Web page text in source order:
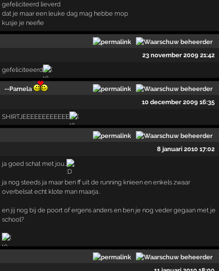
gefeliciteerd lieverd
dat je maar een leuke dag mag hebbe mop
kusje je neefie
23 november 2009 21:42
gefeliciteeerd
--Pamela
10 december 2009 16:35
SHIRTJEEEEEEEEEEEE
8 januari 2010 17:02
ja goed schat met jou..
ja nog steeds ja maar ben ff uit de running knieen en enkels zwaar
overbelsat echt klote man maarja..
en jij nog bij de poort of ergens anders en ben je nog veder gegaan met je
school?